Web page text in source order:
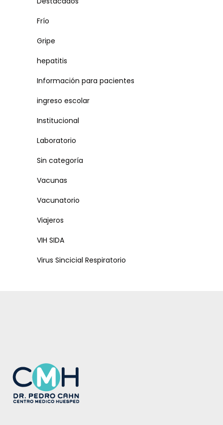
Frío
Gripe
hepatitis
Información para pacientes
ingreso escolar
Institucional
Laboratorio
Sin categoría
Vacunas
Vacunatorio
Viajeros
VIH SIDA
Virus Sincicial Respiratorio